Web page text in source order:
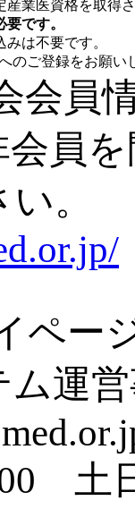
産業医資格を取得
です。
は不要です。
のご登録をお願い
会員
会員
。
ペー
運
土